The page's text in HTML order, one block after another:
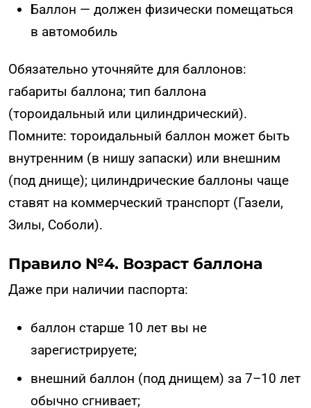
Баллон — должен физически помещаться
в автомобиль
Обязательно уточняйте для баллонов:
габариты баллона; тип баллона
(тороидальный или цилиндрический).
Помните: тороидальный баллон может быть
внутренним (в нишу запаски) или внешним
(под днище); цилиндрические баллоны чаще
ставят на коммерческий транспорт (Газели,
Зилы, Соболи).
Правило №4. Возраст баллона
Даже при наличии паспорта:
баллон старше 10 лет вы не
зарегистрируете;
внешний баллон (под днищем) за 7–10 лет
обычно сгнивает;